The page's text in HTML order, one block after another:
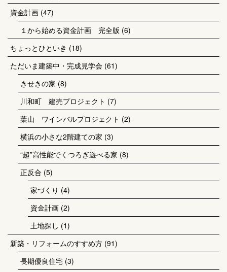
資金計画 (47)
１から始める資金計画 完全版 (6)
ちょっとひといき (18)
ただいま建築中・完成見学会 (61)
きせきの家 (8)
川和町 建売プロジェクト (7)
葉山 ワインバルプロジェクト (2)
横浜の小さな2階建ての家 (3)
“超”高性能でくつろぎ遊べる家 (8)
正反合 (5)
家づくり (4)
資金計画 (2)
土地探し (1)
新築・リフォームのすすめ方 (91)
長期優良住宅 (3)